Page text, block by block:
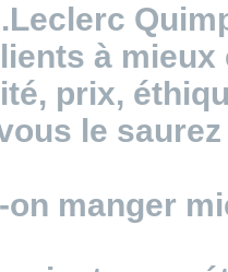
à
prix,
le
on manger